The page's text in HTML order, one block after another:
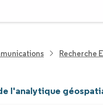
Recherche
l'analytique